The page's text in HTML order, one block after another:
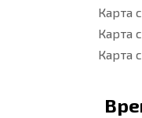
Карта
Карта
Карта